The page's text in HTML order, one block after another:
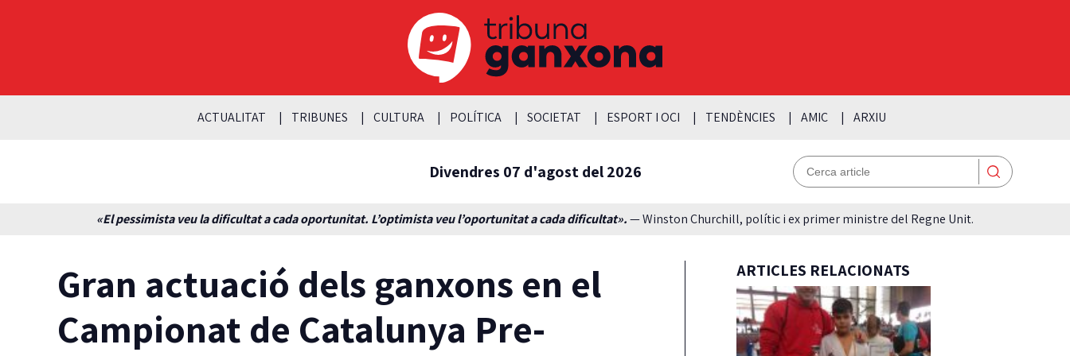
ACTUALITAT TRIBUNES CULTURA POLÍTICA SOCIETAT ESPORT I OCI TENDÈNCIES AMIC ARXIU
Divendres 07 d'agost del 2026
«El pessimista veu la dificultat a cada oportunitat. L’optimista veu l’oportunitat a cada dificultat».— Winston Churchill, polític i ex primer ministre del Regne Unit.
Gran actuació dels ganxons en el
Campionat de Catalunya Pre-
ARTICLES RELACIONATS